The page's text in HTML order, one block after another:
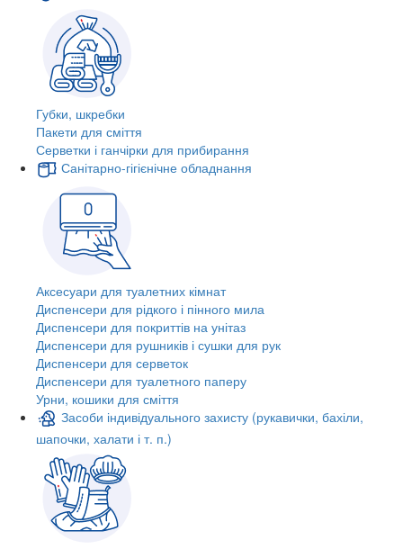
Губки, шкребки
Пакети для сміття
Серветки і ганчірки для прибирання
Санітарно-гігієнічне обладнання
Аксесуари для туалетних кімнат
Диспенсери для рідкого і пінного мила
Диспенсери для покриттів на унітаз
Диспенсери для рушників і сушки для рук
Диспенсери для серветок
Диспенсери для туалетного паперу
Урни, кошики для сміття
Засоби індивідуального захисту (рукавички, бахіли,
шапочки, халати і т. п.)